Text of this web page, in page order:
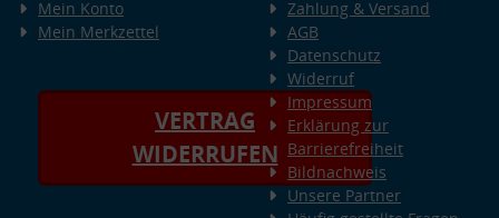
Mein Konto
Mein Merkzettel
VERTRAG
WIDERRUFEN
Zahlung & Versand
AGB
Datenschutz
Widerruf
Impressum
Erklärung zur
Barrierefreiheit
Bildnachweis
Unsere Partner